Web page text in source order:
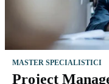
MASTER SPECIALISTICI
Project